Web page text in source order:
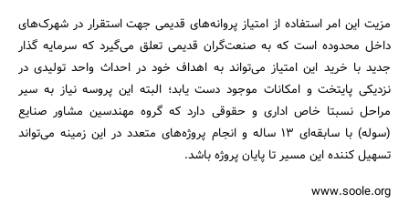
مزیت این امر استفاده از امتیاز پروانه‌های قدیمی‌ جهت استقرار در شهرک‌های
داخل محدوده است که به صنعت‌گران قدیمی‌ تعلق می‌گیرد که سرمایه گذار
جدید با خرید این امتیاز می‌تواند به اهداف خود در احداث واحد تولیدی در
نزدیکی پایتخت و امکانات موجود دست یابد؛ البته این پروسه نیاز به سیر
مراحل نسبتا خاص اداری و حقوقی دارد که گروه مهندسین مشاور صنایع
(سوله) با سابقه‌ای 13 ساله و انجام پروژه‌های متعدد در این زمینه می‌تواند
تسهیل کننده این مسیر تا پایان پروژه باشد.
www.soole.org